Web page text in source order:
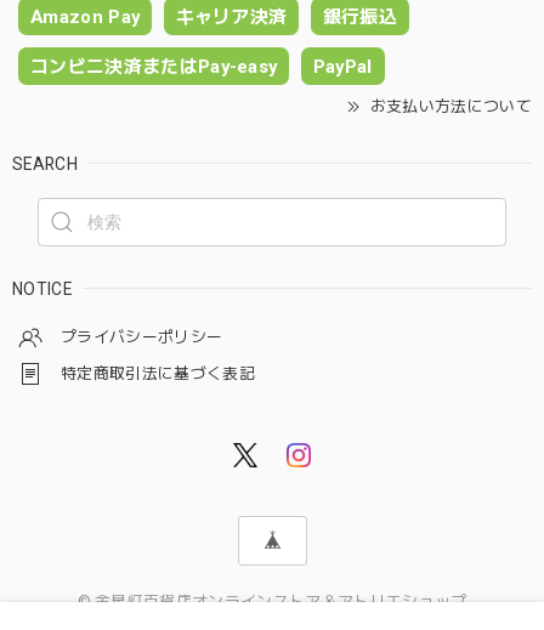
Amazon Pay キャリア決済 銀行振込
コンビニ決済またはPay-easy PayPal
お支払い方法について
SEARCH
NOTICE
プライバシーポリシー
特定商取引法に基づく表記
© 金星灯百貨店オンラインストア＆アトリエショップ